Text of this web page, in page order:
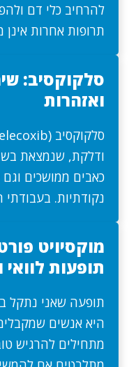
להרחיב כלי דם
תרופות אחרות אינן
סלקוקסיב:
ואזהרות
ודלקת, שנמצאת
כאבים ממושכים
נקודתיות.
מוקסיויט
תופעות
תופעה שאני נתקל
היא אנשים
מתחילים להרגיש